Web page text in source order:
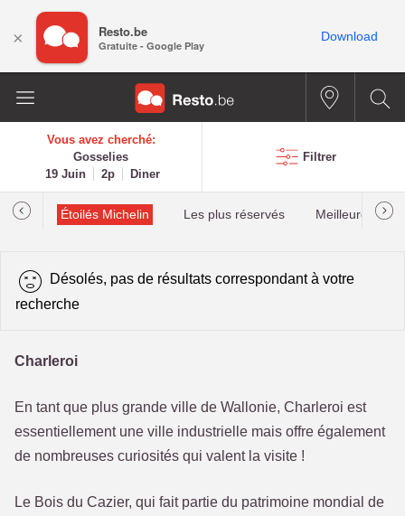
Vous avez cherché:
Gosselies
19 Juin
2p Diner
Filtrer
Étoilés Michelin Les plus réservés Meilleures
Désolés, pas de résultats correspondant à votre
recherche
Charleroi
En tant que plus grande ville de Wallonie, Charleroi est
essentiellement une ville industrielle mais offre également
de nombreuses curiosités qui valent la visite !
Le Bois du Cazier, qui fait partie du patrimoine mondial de
× Resto.be
Gratuite - Google Play
Download